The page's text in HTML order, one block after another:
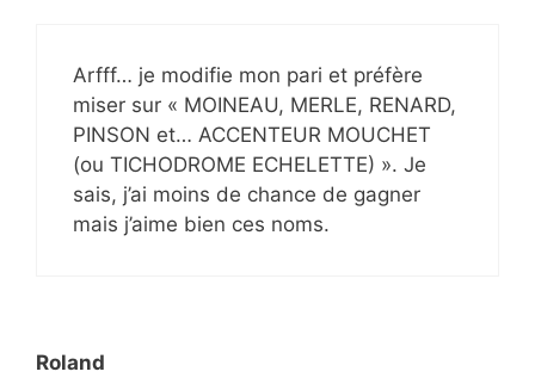
Arfff… je modifie mon pari et préfère
miser sur « MOINEAU, MERLE, RENARD,
PINSON et… ACCENTEUR MOUCHET
(ou TICHODROME ECHELETTE) ». Je
sais, j’ai moins de chance de gagner
mais j’aime bien ces noms.
Roland